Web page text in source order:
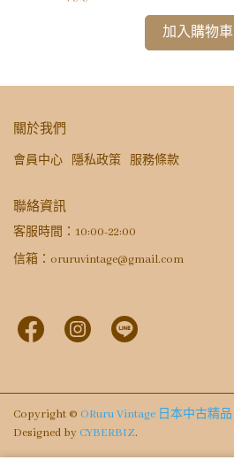
加入購物車
關於我們
會員中心 隱私政策 服務條款
聯絡資訊
客服時間：10:00-22:00
信箱：oruruvintage@gmail.com
Copyright © ORuru Vintage 日本中古精品
Designed by CYBERBIZ.